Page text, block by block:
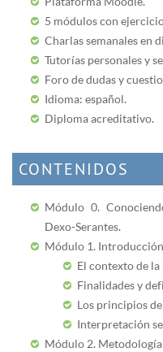
5 módulos con
Charlas semanales en
Tutorías personales y
Foro de dudas y
Idioma: español.
Diploma acreditativo.
CONTENIDOS
Módulo 0.
Dexo-Serantes.
Módulo 1.
El contexto de
Finalidades y
Los principios
Interpretación
Módulo 2.